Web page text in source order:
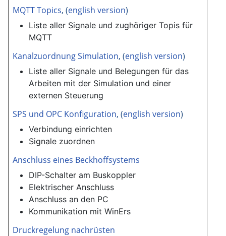
MQTT Topics, (english version)
Liste aller Signale und zughöriger Topis für
MQTT
Kanalzuordnung Simulation, (english version)
Liste aller Signale und Belegungen für das
Arbeiten mit der Simulation und einer
externen Steuerung
SPS und OPC Konfiguration, (english version)
Verbindung einrichten
Signale zuordnen
Anschluss eines Beckhoffsystems
DIP-Schalter am Buskoppler
Elektrischer Anschluss
Anschluss an den PC
Kommunikation mit WinErs
Druckregelung nachrüsten